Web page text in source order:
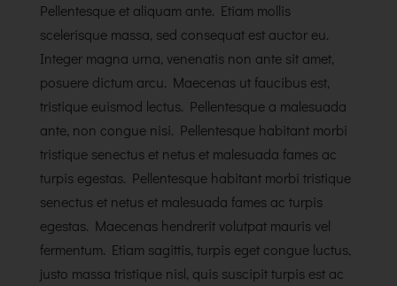
Pellentesque et aliquam ante. Etiam mollis
scelerisque massa, sed consequat est auctor eu.
Integer magna urna, venenatis non ante sit amet,
posuere dictum arcu. Maecenas ut faucibus est,
tristique euismod lectus. Pellentesque a malesuada
ante, non congue nisi. Pellentesque habitant morbi
tristique senectus et netus et malesuada fames ac
turpis egestas. Pellentesque habitant morbi tristique
senectus et netus et malesuada fames ac turpis
egestas. Maecenas hendrerit volutpat mauris vel
fermentum. Etiam sagittis, turpis eget congue luctus,
justo massa tristique nisl, quis suscipit turpis est ac